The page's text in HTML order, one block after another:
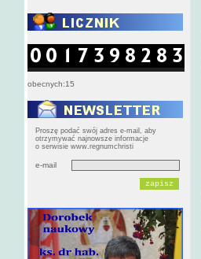
obecnych:15
Proszę podać swój adres e-mail, aby
otrzymywać najnowsze informacje
o serwisie www.regnumchristi
e-mail